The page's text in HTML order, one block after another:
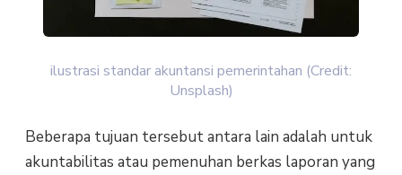
ilustrasi standar akuntansi pemerintahan (Credit:
Unsplash)
Beberapa tujuan tersebut antara lain adalah untuk
akuntabilitas atau pemenuhan berkas laporan yang